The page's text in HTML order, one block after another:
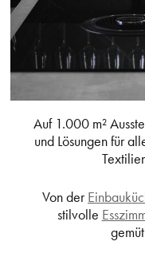
Auf 1.000 m²
und Lösungen für
Von der
stilvolle